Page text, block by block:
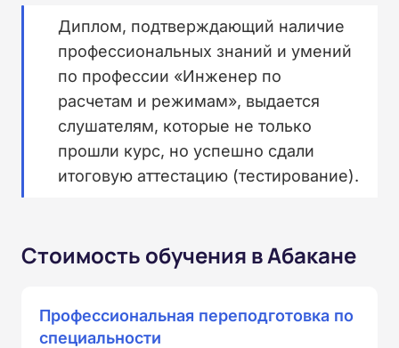
Диплом, подтверждающий наличие
профессиональных знаний и умений
по профессии «Инженер по
расчетам и режимам», выдается
слушателям, которые не только
прошли курс, но успешно сдали
итоговую аттестацию (тестирование).
Стоимость обучения в Абакане
Профессиональная переподготовка по
специальности